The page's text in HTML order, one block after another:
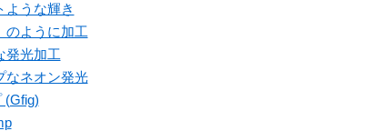
うな輝き
のように加工
発光加工
なネオン発光
(Gfig)